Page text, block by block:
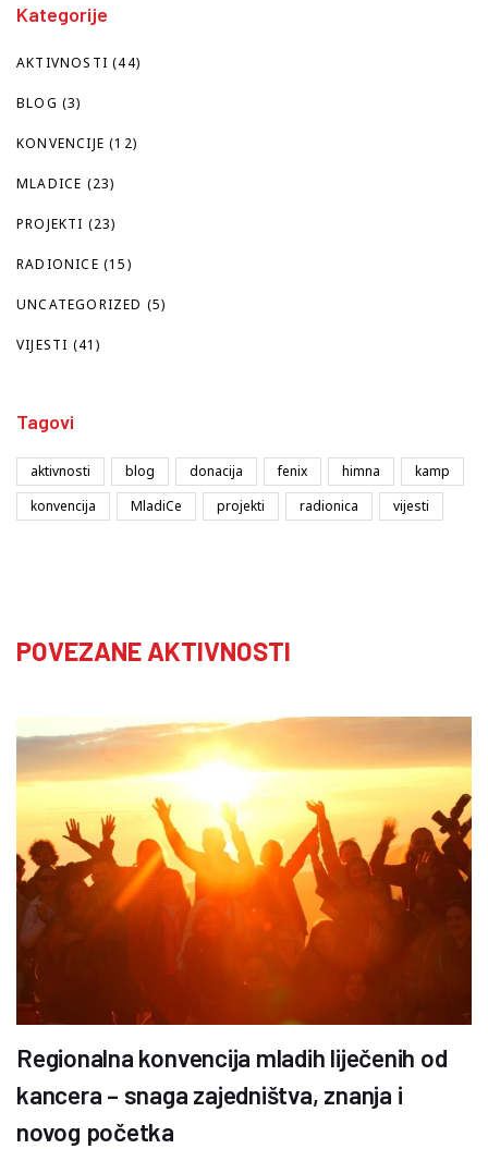
Kategorije
AKTIVNOSTI (44)
BLOG (3)
KONVENCIJE (12)
MLADICE (23)
PROJEKTI (23)
RADIONICE (15)
UNCATEGORIZED (5)
VIJESTI (41)
Tagovi
aktivnosti blog donacija fenix himna
kamp
konvencija
MladiCe projekti radionica vijesti
POVEZANE AKTIVNOSTI
Regionalna konvencija mladih liječenih od
kancera – snaga zajedništva, znanja i
novog početka